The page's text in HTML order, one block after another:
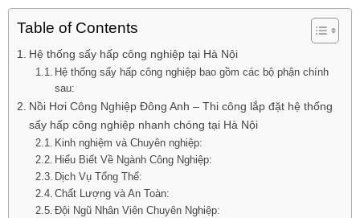
Table of Contents
Hệ thống sấy hấp công nghiệp tại Hà Nội
Hệ thống sấy hấp công nghiệp bao gồm các bộ phận chính
sau:
Nồi Hơi Công Nghiệp Đông Anh – Thi công lắp đặt hệ thống
sấy hấp công nghiệp nhanh chóng tại Hà Nội
Kinh nghiệm và Chuyên nghiệp:
Hiểu Biết Về Ngành Công Nghiệp:
Dịch Vụ Tổng Thể:
Chất Lượng và An Toàn:
Đội Ngũ Nhân Viên Chuyên Nghiệp: